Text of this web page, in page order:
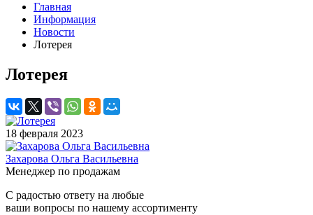
Главная
Информация
Новости
Лотерея
Лотерея
18 февраля 2023
Захарова Ольга Васильевна
Менеджер по продажам
С радостью ответу на любые
ваши вопросы по нашему ассортименту